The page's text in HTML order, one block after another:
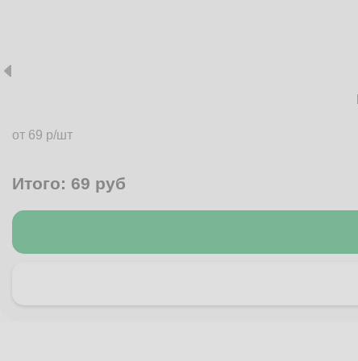
от 69 р/шт
Итого: 69 руб